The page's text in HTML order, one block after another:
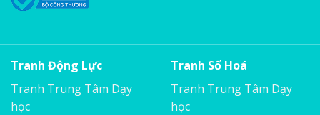
Tranh Động Lực
Tranh Trung Tâm Dạy
học
Tranh Số Hoá
Tranh Trung Tâm Dạy
học